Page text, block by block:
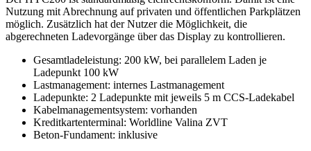
Nutzung mit Abrechnung auf privaten und öffentlichen Parkplätzen
möglich. Zusätzlich hat der Nutzer die Möglichkeit, die
abgerechneten Ladevorgänge über das Display zu kontrollieren.
Gesamtladeleistung: 200 kW, bei parallelem Laden je
Ladepunkt 100 kW
Lastmanagement: internes Lastmanagement
Ladepunkte: 2 Ladepunkte mit jeweils 5 m CCS-Ladekabel
Kabelmanagementsystem: vorhanden
Kreditkartenterminal: Worldline Valina ZVT
Beton-Fundament: inklusive